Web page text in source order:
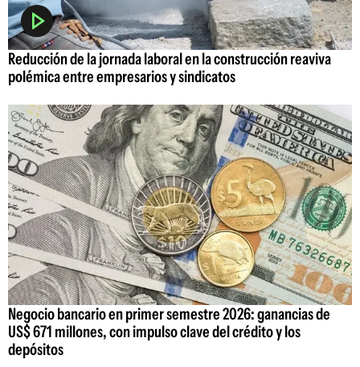
Reducción de la jornada laboral en la construcción reaviva
polémica entre empresarios y sindicatos
Negocio bancario en primer semestre 2026: ganancias de
US$ 671 millones, con impulso clave del crédito y los
depósitos